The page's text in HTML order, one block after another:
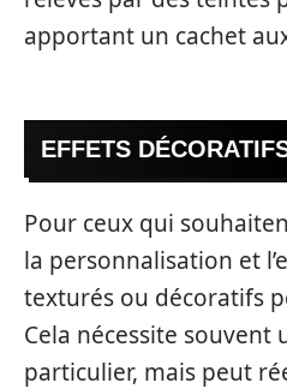
apportant un cachet
EFFETS
Pour ceux qui
la personnalisation et
texturés ou décoratifs
Cela nécessite souvent
particulier, mais peut